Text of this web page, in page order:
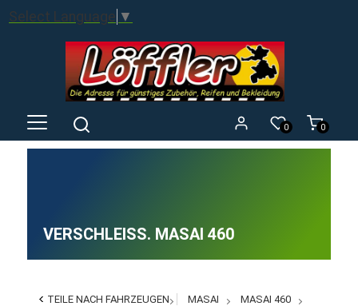
Select Language ▼
0
0
VERSCHLEISS. MASAI 460
TEILE NACH FAHRZEUGEN MASAI
MASAI 460